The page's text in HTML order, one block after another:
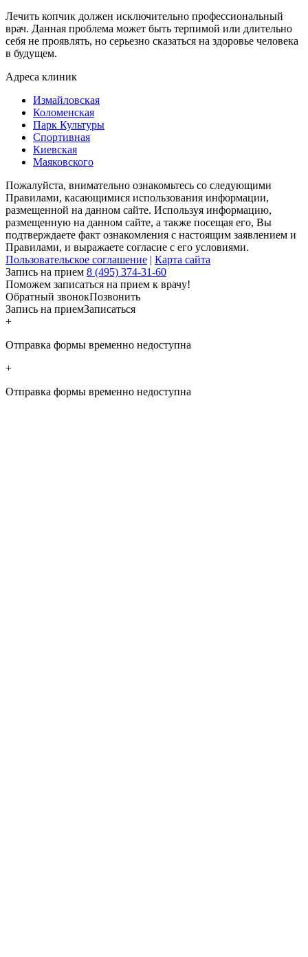
Лечить копчик должен исключительно профессиональный
врач. Данная проблема может быть терпимой или длительно
себя не проявлять, но серьезно сказаться на здоровье человека
в будущем.
Адреса клиник
Измайловская
Коломенская
Парк Культуры
Спортивная
Киевская
Маяковского
Пожалуйста, внимательно ознакомьтесь со следующими
Правилами, касающимися использования информации,
размещенной на данном сайте. Используя информацию,
размещенную на данном сайте, а также посещая его, Вы
подтверждаете факт ознакомления с настоящим заявлением и
Правилами, и выражаете согласие с его условиями.
Пользовательское соглашение | Карта сайта
Запись на прием 8 (495) 374-31-60
Поможем записаться на прием к врачу!
Обратный звонокПозвонить
Запись на приемЗаписаться
+
Отправка формы временно недоступна
+
Отправка формы временно недоступна